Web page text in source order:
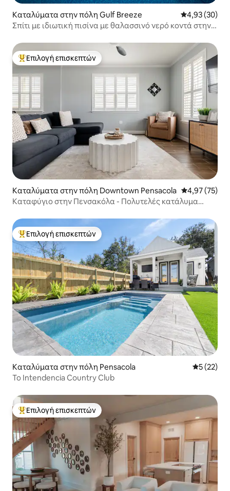
Καταλύματα στην πόλη Gulf Breeze Μέση
4,93 (30)
Σπίτι με ιδιωτική πισίνα με θαλασσινό νερό κοντά στην
Κορυφαία επιλογή επισκεπτών
Επιλογή επισκεπτών
Καταλύματα στην πόλη Downtown Pensacola Μέση
4,97 (75)
Καταφύγιο στην Πενσακόλα - Πολυτελές κατάλυμα
Κορυφαία επιλογή επισκεπτών
Επιλογή επισκεπτών
Καταλύματα στην πόλη Pensacola Μέση
5 (22)
Το Intendencia Country Club
Κορυφαία επιλογή επισκεπτών
Επιλογή επισκεπτών